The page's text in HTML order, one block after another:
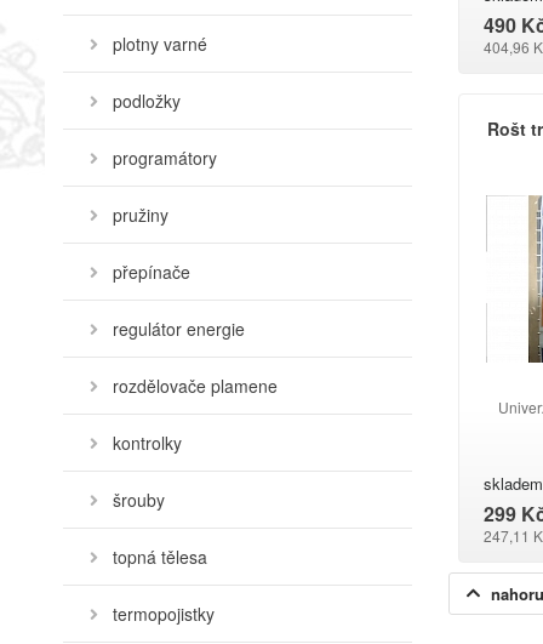
plotny varné
podložky
programátory
pružiny
přepínače
regulátor energie
rozdělovače plamene
kontrolky
šrouby
topná tělesa
termopojistky
490
404,96
Rošt
skladem
299
247,11
nahoru